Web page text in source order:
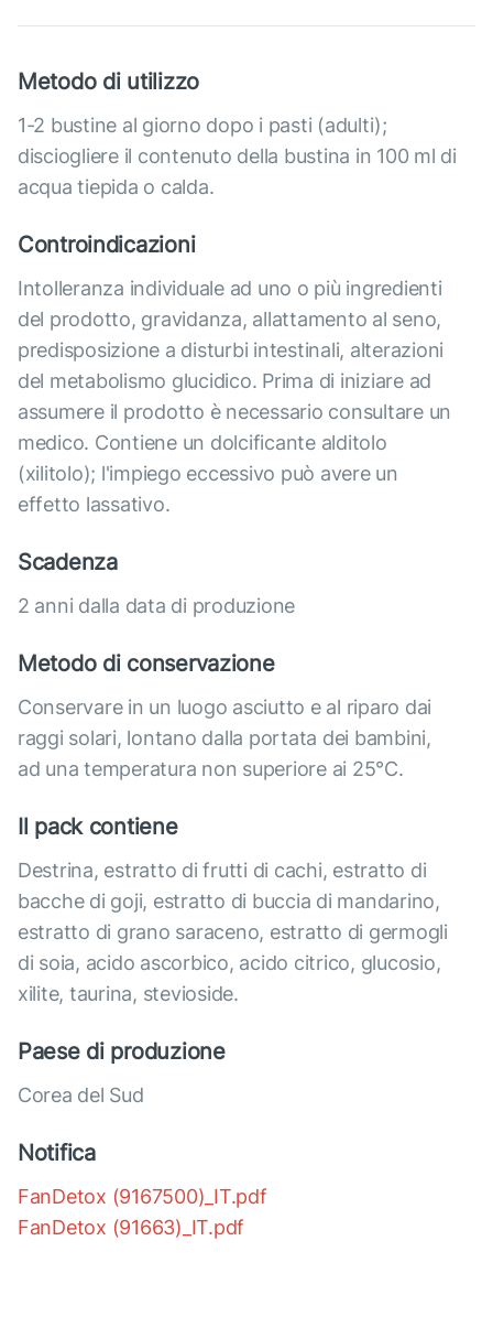
Metodo di utilizzo
1-2 bustine al giorno dopo i pasti (adulti);
disciogliere il contenuto della bustina in 100 ml di
acqua tiepida o calda.
Controindicazioni
Intolleranza individuale ad uno o più ingredienti
del prodotto, gravidanza, allattamento al seno,
predisposizione a disturbi intestinali, alterazioni
del metabolismo glucidico. Prima di iniziare ad
assumere il prodotto è necessario consultare un
medico. Contiene un dolcificante alditolo
(xilitolo); l'impiego eccessivo può avere un
effetto lassativo.
Scadenza
2 anni dalla data di produzione
Metodo di conservazione
Conservare in un luogo asciutto e al riparo dai
raggi solari, lontano dalla portata dei bambini,
ad una temperatura non superiore ai 25°C.
Il pack contiene
Destrina, estratto di frutti di cachi, estratto di
bacche di goji, estratto di buccia di mandarino,
estratto di grano saraceno, estratto di germogli
di soia, acido ascorbico, acido citrico, glucosio,
xilite, taurina, stevioside.
Paese di produzione
Corea del Sud
Notifica
FanDetox (9167500)_IT.pdf
FanDetox (91663)_IT.pdf